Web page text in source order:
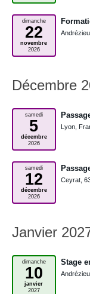
dimanche
22
novembre
2026
Décembre
samedi
5
décembre
2026
Lyon,
samedi
12
décembre
2026
Ceyrat,
Janvier
dimanche
10
janvier
2027
Stage